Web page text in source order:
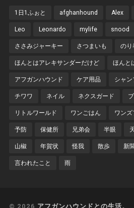
1日1ふぉと afghanhound Alex
Leo Leonardo mylife snood
ささみジャーキー さつまいも のり
ほんとはアレキサンダーだけど ほんと
アフガンハウンド ケア用品 シャン
チワワ ネイル ネクスガード
リトルワールド ワンごはん ワンズ
予防 保健所 兄弟会 半眼
山椒 年賀状 怪我 散歩 新
言われたこと 雨
© 2026 アフガンハウンドとの生活。